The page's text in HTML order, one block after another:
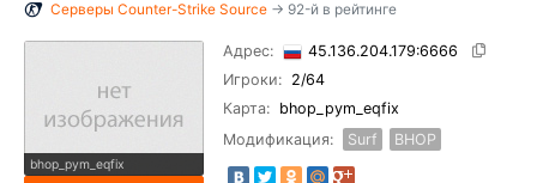
Серверы Counter-Strike Source → 92-й в рейтинге
bhop_pym_eqfix
Адрес:
45.136.204.179:6666
Игроки: 2/64
Карта: bhop_pym_eqfix
Модификация:
Surf BHOP